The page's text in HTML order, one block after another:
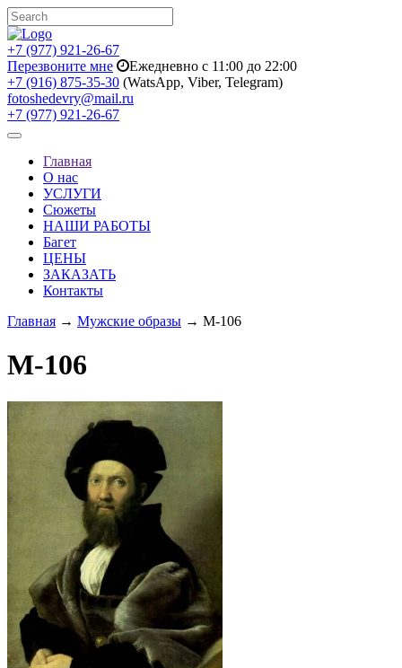
+7 (977) 921-26-67
Перезвоните мне
Ежедневно с 11:00 до 22:00
+7 (916) 875-35-30 (WatsApp, Viber, Telegram)
fotoshedevry@mail.ru
+7 (977) 921-26-67
Toggle
navigationГлавная
О нас
УСЛУГИ
Сюжеты
НАШИ РАБОТЫ
Багет
ЦЕНЫ
ЗАКАЗАТЬ
Контакты
Главная → Мужские образы → M-106
M-106